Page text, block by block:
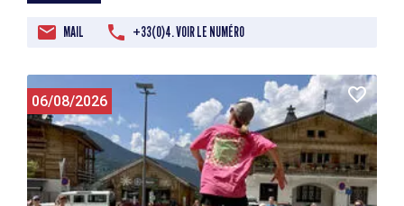
MAIL +33(0)4. VOIR LE NUMÉRO
06/08/2026